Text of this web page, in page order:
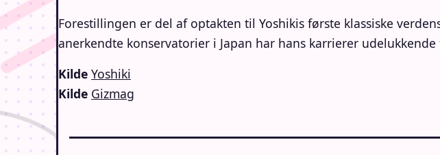
Forestillingen er del af optakten til Yoshikis første klassiske
anerkendte konservatorier i Japan har hans karrierer
Kilde Yoshiki
Kilde Gizmag